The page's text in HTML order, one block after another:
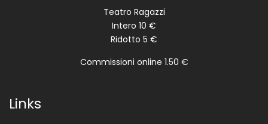
Teatro Ragazzi
Intero 10 €
Ridotto 5 €
Commissioni online 1.50 €
Links